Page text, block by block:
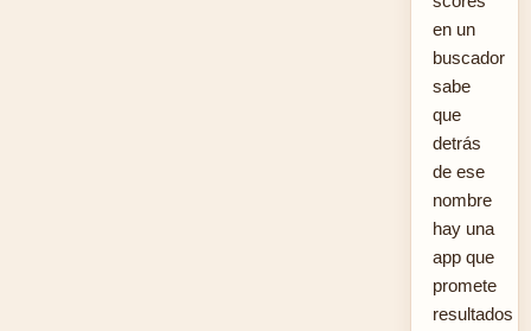
en un
buscador
sabe
que
detrás
de ese
nombre
hay una
app que
promete
resultados